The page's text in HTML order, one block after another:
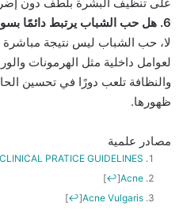
6. هل حب الشباب يرتبط دائمًا بسوء النظافة؟
لا، حب الشباب ليس نتيجة مباشرة
لعوامل داخلية مثل الهرمونات
والنظافة تلعب دورًا في تحسين
ظهورها.
مصادر علمية
CLINICAL PRATICE GUIDELINES
Acne
[
↩
]
Acne Vulgaris
[
↩
]